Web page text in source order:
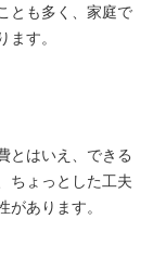
とも多く、家庭で
す。
とはいえ、できる
ちょっとした工夫
あります。